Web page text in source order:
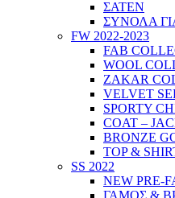
ΣΑΤΕΝ
ΣΥΝΟΛΑ
FW 2022-2023
FAB
WOOL
ZAKAR
VELVET
SPORTY
COAT –
BRONZE
TOP &
SS 2022
NEW PRE-
ΓΑΜΟΣ &